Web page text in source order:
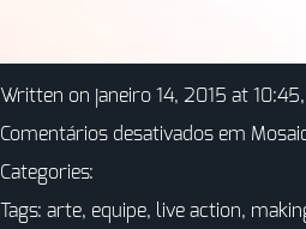
Written on janeiro 14, 2015 at
Comentários desativados em
Categories:
Tags: arte, equipe, live action,